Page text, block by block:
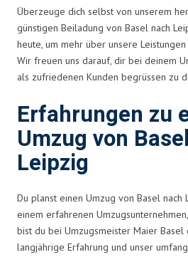
Überzeuge dich selbst von unserem
günstigen Beiladung von Basel nach
heute, um mehr über unsere
Wir freuen uns darauf, dir bei deinem
als zufriedenen Kunden begrüssen zu
Erfahrungen zu
Umzug von
Leipzig
Du planst einen Umzug von Basel nach
einem erfahrenen
bist du bei Umzugsmeister Maier Basel
langjährige Erfahrung und unser